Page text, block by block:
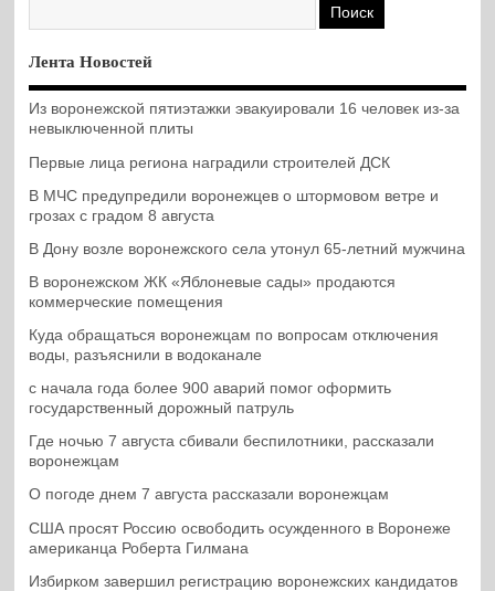
Лента Новостей
Из воронежской пятиэтажки эвакуировали 16 человек из-за
невыключенной плиты
Первые лица региона наградили строителей ДСК
В МЧС предупредили воронежцев о штормовом ветре и
грозах с градом 8 августа
В Дону возле воронежского села утонул 65-летний мужчина
В воронежском ЖК «Яблоневые сады» продаются
коммерческие помещения
Куда обращаться воронежцам по вопросам отключения
воды, разъяснили в водоканале
с начала года более 900 аварий помог оформить
государственный дорожный патруль
Где ночью 7 августа сбивали беспилотники, рассказали
воронежцам
О погоде днем 7 августа рассказали воронежцам
США просят Россию освободить осужденного в Воронеже
американца Роберта Гилмана
Избирком завершил регистрацию воронежских кандидатов